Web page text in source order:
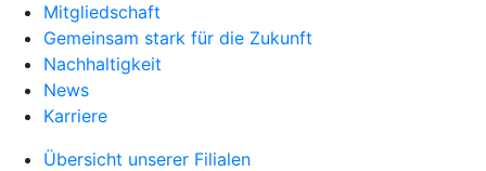
Mitgliedschaft
Gemeinsam stark für die Zukunft
Nachhaltigkeit
News
Karriere
Übersicht unserer Filialen